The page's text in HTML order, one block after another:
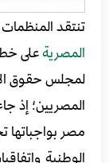
تنتقد
المصريةعلى
لمجلس حقوق
المصريين؛ إذ
مصر بواجباتها
الوطنية